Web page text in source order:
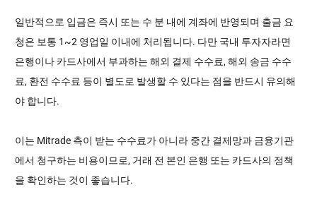
일반적으로 입금은 즉시 또는 수 분 내에 계좌에 반영되며 출금 요
청은 보통 1~2 영업일 이내에 처리됩니다. 다만 국내 투자자라면
은행이나 카드사에서 부과하는 해외 결제 수수료, 해외 송금 수수
료, 환전 수수료 등이 별도로 발생할 수 있다는 점을 반드시 유의해
야 합니다.
이는 Mitrade 측이 받는 수수료가 아니라 중간 결제망과 금융기관
에서 청구하는 비용이므로, 거래 전 본인 은행 또는 카드사의 정책
을 확인하는 것이 좋습니다.